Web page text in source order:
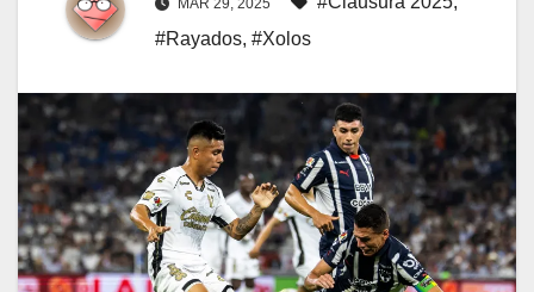
MAR 29, 2025
#Rayados, #Xolos